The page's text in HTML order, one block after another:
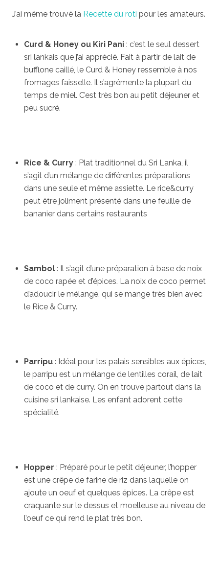
J’ai même trouvé la Recette du roti pour les amateurs.
Curd & Honey ou Kiri Pani : c’est le seul dessert
sri lankais que j’ai apprécié. Fait à partir de lait de
bufflone caillé, le Curd & Honey ressemble à nos
fromages faisselle. Il s’agrémente la plupart du
temps de miel. C’est très bon au petit déjeuner et
peu sucré.
Rice & Curry : Plat traditionnel du Sri Lanka, il
s’agit d’un mélange de différentes préparations
dans une seule et même assiette. Le rice&curry
peut être joliment présenté dans une feuille de
bananier dans certains restaurants
Sambol : Il s’agit d’une préparation à base de noix
de coco rapée et d’épices. La noix de coco permet
d’adoucir le mélange, qui se mange très bien avec
le Rice & Curry.
Parripu : Idéal pour les palais sensibles aux épices,
le parripu est un mélange de lentilles corail, de lait
de coco et de curry. On en trouve partout dans la
cuisine sri lankaise. Les enfant adorent cette
spécialité.
Hopper : Préparé pour le petit déjeuner, l’hopper
est une crêpe de farine de riz dans laquelle on
ajoute un oeuf et quelques épices. La crêpe est
craquante sur le dessus et moelleuse au niveau de
l’oeuf ce qui rend le plat très bon.